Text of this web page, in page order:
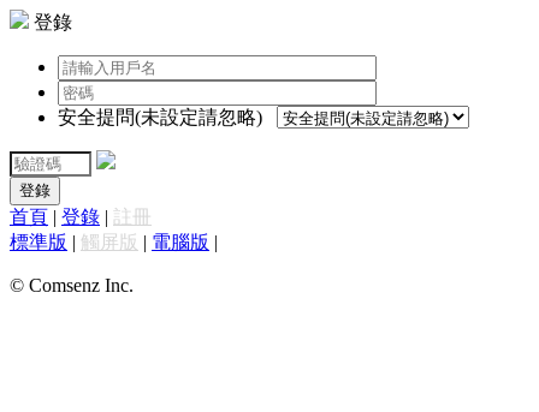
登錄
安全提問(未設定請忽略)
登錄
首頁 | 登錄 | 註冊
標準版 | 觸屏版 | 電腦版 |
© Comsenz Inc.